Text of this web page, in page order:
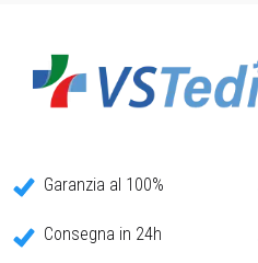
Garanzia al 100%
Consegna in 24h